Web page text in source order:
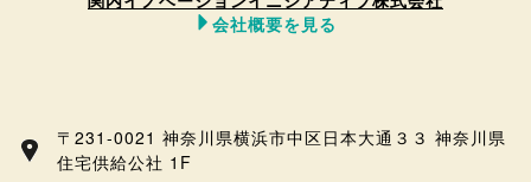
会社概要を見る
〒231-0021 神奈川県横浜市中区日本大通３３ 神奈川県
住宅供給公社 1F